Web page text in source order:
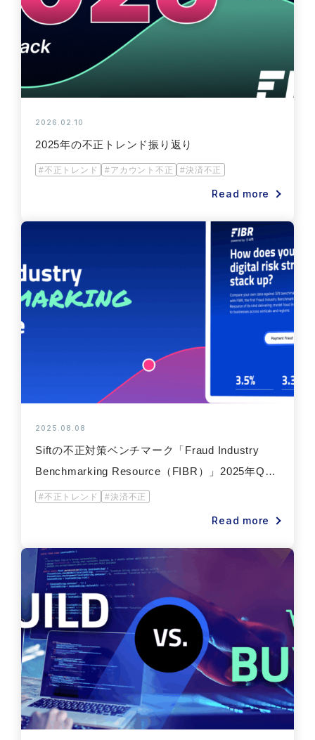
2026.02.10
2025年の不正トレンド振り返り
#不正トレンド #アカウント不正 #決済不正
Read more
2025.08.08
Siftの不正対策ベンチマーク「Fraud Industry
Benchmarking Resource（FIBR）」2025年Q2
の最新データを追加公開
#不正トレンド #決済不正
Read more